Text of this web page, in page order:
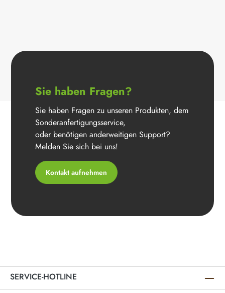
Sie haben Fragen?
Sie haben Fragen zu unseren Produkten, dem
Sonderanfertigungsservice,
oder benötigen anderweitigen Support?
Melden Sie sich bei uns!
Kontakt aufnehmen
SERVICE-HOTLINE